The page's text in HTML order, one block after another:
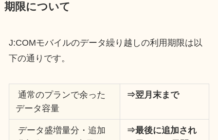
期限について
J:COMモバイルのデータ繰り越しの利用期限は以
下の通りです。
通常のプランで余った
データ容量
⇒翌月末まで
データ盛増量分・追加
⇒最後に追加され